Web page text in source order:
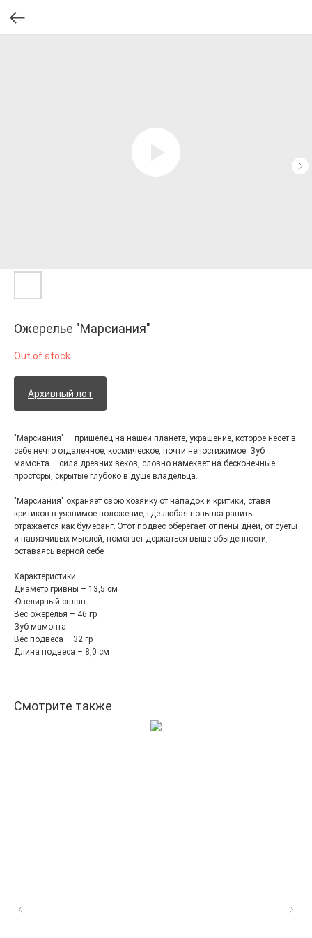
Ожерелье "Марсиания"
Out of stock
Архивный лот
"Марсиания" — пришелец на нашей планете, украшение, которое несет в
себе нечто отдаленное, космическое, почти непостижимое. Зуб
мамонта – сила древних веков, словно намекает на бесконечные
просторы, скрытые глубоко в душе владельца.
"Марсиания" охраняет свою хозяйку от нападок и критики, ставя
критиков в уязвимое положение, где любая попытка ранить
отражается как бумеранг. Этот подвес оберегает от пены дней, от суеты
и навязчивых мыслей, помогает держаться выше обыденности,
оставаясь верной себе
Характеристики:
Диаметр гривны – 13,5 см
Ювелирный сплав
Вес ожерелья – 46 гр
Зуб мамонта
Вес подвеса – 32 гр
Длина подвеса – 8,0 см
Смотрите также